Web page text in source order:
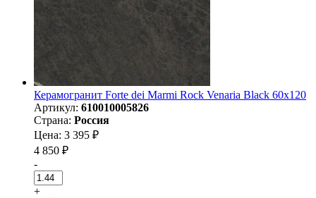
Керамогранит Forte dei Marmi Rock Venaria Black 60x120
Артикул: 610010005826
Страна: Россия
Цена: 3 395 ₽
4 850 ₽
-
+